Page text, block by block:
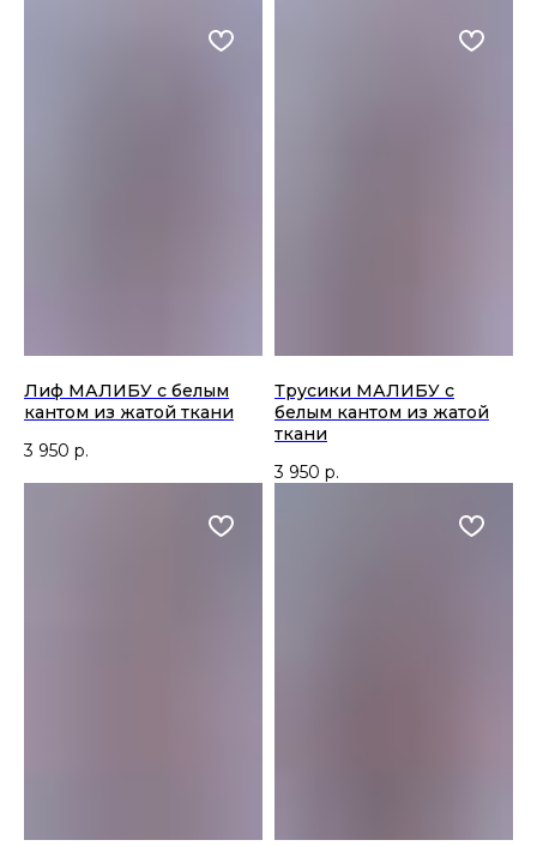
Лиф МАЛИБУ c белым
кантом из жатой ткани
3 950 р.
Трусики МАЛИБУ с
белым кантом из жатой
ткани
3 950 р.